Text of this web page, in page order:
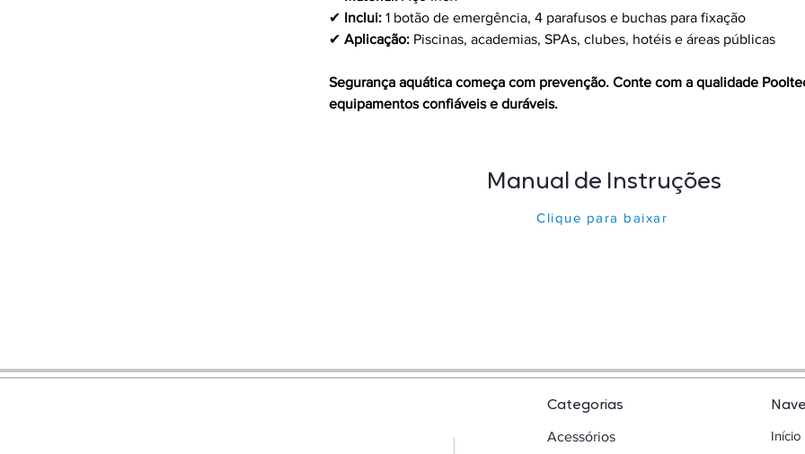
✔ Inclui: 1 botão de emergência, 4 parafusos e buchas para fixação
✔ Aplicação: Piscinas, academias, SPAs, clubes, hotéis e áreas públicas
Segurança aquática começa com prevenção. Conte com a qualidade
equipamentos confiáveis e duráveis.
Manual de Instruções
Clique para baixar
Categorias
Acessórios
Início